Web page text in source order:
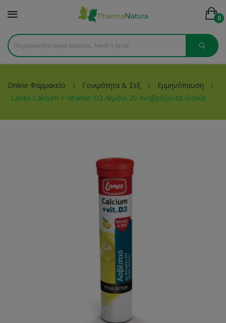
0
Online Φαρμακείο Γονιμότητα & Σεξ
Εμμηνόπαυση
Lanes Calcium + Vitamin D3 Λεμόνι 20 αναβράζοντα δισκία